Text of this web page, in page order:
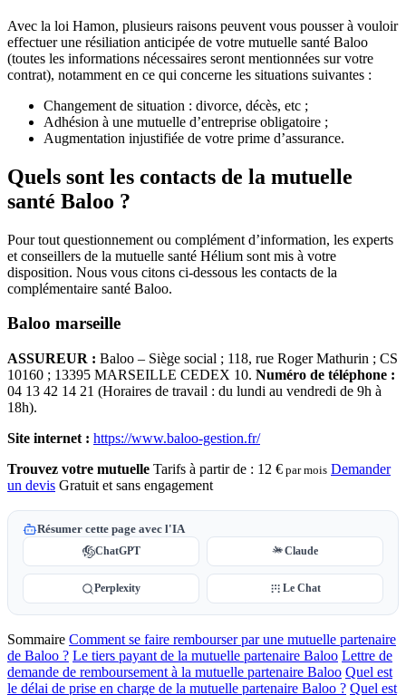
Avec la loi Hamon, plusieurs raisons peuvent vous pousser à vouloir
effectuer une résiliation anticipée de votre mutuelle santé Baloo
(toutes les informations nécessaires seront mentionnées sur votre
contrat), notamment en ce qui concerne les situations suivantes :
Changement de situation : divorce, décès, etc ;
Adhésion à une mutuelle d’entreprise obligatoire ;
Augmentation injustifiée de votre prime d’assurance.
Quels sont les contacts de la mutuelle
santé Baloo ?
Pour tout questionnement ou complément d’information, les experts
et conseillers de la mutuelle santé Hélium sont mis à votre
disposition. Nous vous citons ci-dessous les contacts de la
complémentaire santé Baloo.
Baloo marseille
ASSUREUR : Baloo – Siège social ; 118, rue Roger Mathurin ; CS
10160 ; 13395 MARSEILLE CEDEX 10. Numéro de téléphone :
04 13 42 14 21 (Horaires de travail : du lundi au vendredi de 9h à
18h).
Site internet : https://www.baloo-gestion.fr/
Trouvez votre mutuelle Tarifs à partir de : 12 € par mois Demander
un devis Gratuit et sans engagement
Résumer cette page avec l'IA
ChatGPT Claude
Perplexity Le Chat
Sommaire Comment se faire rembourser par une mutuelle partenaire
de Baloo ? Le tiers payant de la mutuelle partenaire Baloo Lettre de
demande de remboursement à la mutuelle partenaire Baloo Quel est
le délai de prise en charge de la mutuelle partenaire Baloo ? Quel est